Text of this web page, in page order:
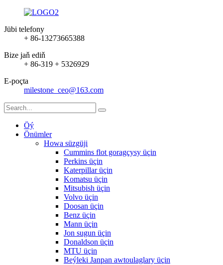
Jübi telefony
+ 86-13273665388
Bize jaň ediň
+ 86-319 + 5326929
E-poçta
milestone_ceo@163.com
Öý
Önümler
Howa süzgüji
Cummins flot goragçysy üçin
Perkins üçin
Katerpillar üçin
Komatsu üçin
Mitsubish üçin
Volvo üçin
Doosan üçin
Benz üçin
Mann üçin
Jon sugun üçin
Donaldson üçin
MTU üçin
Beýleki Janpan awtoulaglary üçin